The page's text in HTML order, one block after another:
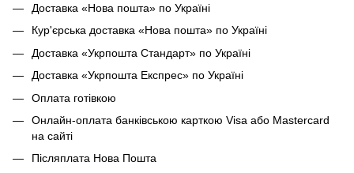
Доставка «Нова пошта» по Україні
Кур'єрська доставка «Нова пошта» по Україні
Доставка «Укрпошта Стандарт» по Україні
Доставка «Укрпошта Експрес» по Україні
Оплата готівкою
Онлайн-оплата банківською карткою Visa або Mastercard
на сайті
Післяплата Нова Пошта